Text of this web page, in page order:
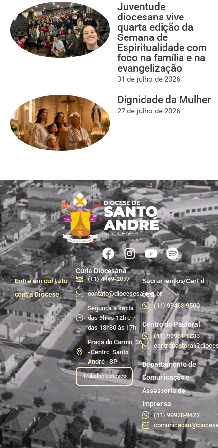
Juventude
diocesana vive
quarta edição da
Semana de
Espiritualidade com
foco na família e na
evangelização
31 de julho de 2026
Dignidade da Mulher
27 de julho de 2026
Entre em contato
com a Diocese
Cúria Diocesana
(11) 4469-2077
contato@diocesesa.org.br
Segunda a sexta
das 9h às 12h e
das 13h30 às 17h
Praça do Carmo, 36
- Centro, Santo
André - SP
Trabalhe conosco
Sacramentos/Certid
ões
(11) 99463-9500
Centro de Pastoral
(11) 99981-1233
Departamento de
Comunicação e
Assessoria de
Imprensa
(11) 99928-9422